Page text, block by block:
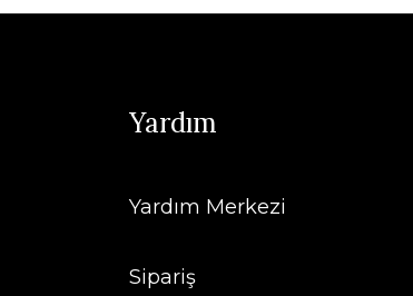
Yardım
Yardım Merkezi
Sipariş